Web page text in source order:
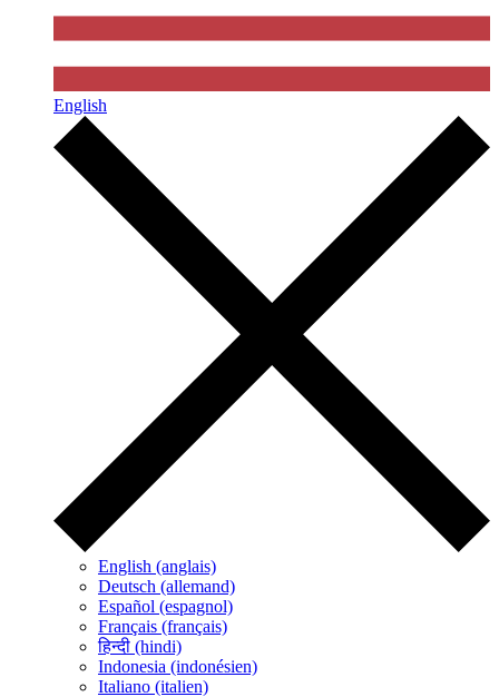
English
English (anglais)
Deutsch (allemand)
Español (espagnol)
Français (français)
हिन्दी (hindi)
Indonesia (indonésien)
Italiano (italien)